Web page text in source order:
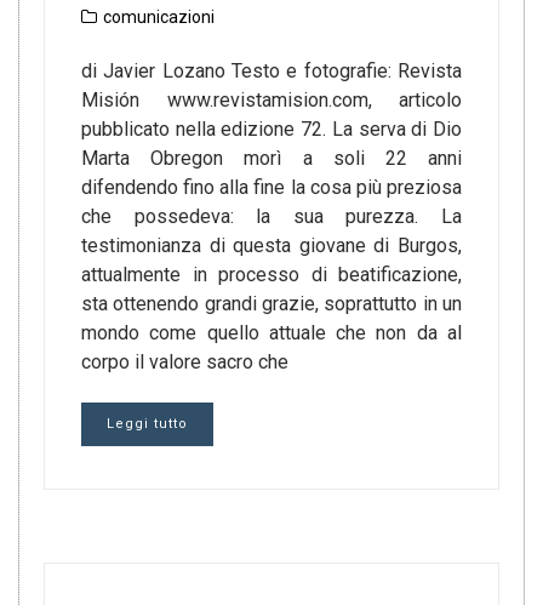
comunicazioni
di Javier Lozano Testo e fotografie: Revista
Misión www.revistamision.com, articolo
pubblicato nella edizione 72. La serva di Dio
Marta Obregon morì a soli 22 anni
difendendo fino alla fine la cosa più preziosa
che possedeva: la sua purezza. La
testimonianza di questa giovane di Burgos,
attualmente in processo di beatificazione,
sta ottenendo grandi grazie, soprattutto in un
mondo come quello attuale che non da al
corpo il valore sacro che
Leggi tutto